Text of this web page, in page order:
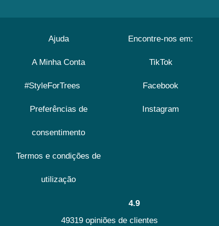
Ajuda
A Minha Conta
#StyleForTrees
Preferências de
consentimento
Termos e condições de
utilização
Encontre-nos em:
TikTok
Facebook
Instagram
4.9
49319 opiniões de clientes